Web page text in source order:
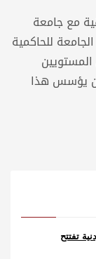
مع جامعة
للحاكمية
يؤسس هذا
تفتتح